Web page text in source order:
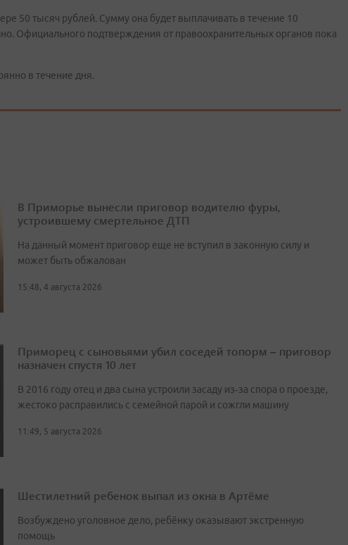
50 тысяч рублей. Сумму она будет выплачивать в течение 10
Официального подтверждения от правоохранительных органов пока
в течение дня.
В Приморье вынесли приговор водителю фуры,
устроившему смертельное ДТП
На данный момент приговор еще не вступил в законную силу и
может быть обжалован
15:48, 4 августа 2026
Приморец с сыновьями убил соседей топорм – приговор
назначен спустя 10 лет
В 2016 году отец и два сына устроили засаду из‑за спора о проезде,
жестоко расправились с семейной парой и сожгли машину
11:49, 5 августа 2026
Шестилетний ребенок выпал из окна в Артёме
Возбуждено уголовное дело, ребёнку оказывают экстренную
помощь